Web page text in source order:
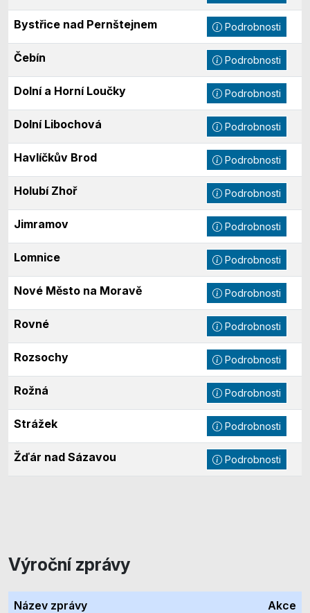
Bystřice nad Pernštejnem Podrobnosti
Čebín Podrobnosti
Dolní a Horní Loučky Podrobnosti
Dolní Libochová Podrobnosti
Havlíčkův Brod Podrobnosti
Holubí Zhoř Podrobnosti
Jimramov Podrobnosti
Lomnice Podrobnosti
Nové Město na Moravě Podrobnosti
Rovné Podrobnosti
Rozsochy Podrobnosti
Rožná Podrobnosti
Strážek Podrobnosti
Žďár nad Sázavou Podrobnosti
Výroční zprávy
Název zprávy Akce